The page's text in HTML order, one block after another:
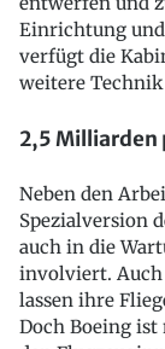
Einrichtung und
verfügt die
weitere
2,5 Milliarden
Neben den
Spezialversion
auch in die
involviert. Auch
lassen ihre
Doch Boeing